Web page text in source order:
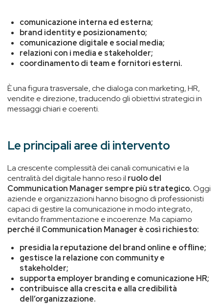
comunicazione interna ed esterna;
brand identity e posizionamento;
comunicazione digitale e social media;
relazioni con i media e stakeholder;
coordinamento di team e fornitori esterni.
È una figura trasversale, che dialoga con marketing, HR,
vendite e direzione, traducendo gli obiettivi strategici in
messaggi chiari e coerenti.
Le principali aree di intervento
La crescente complessità dei canali comunicativi e la
centralità del digitale hanno reso il ruolo del
Communication Manager sempre più strategico.Oggi
aziende e organizzazioni hanno bisogno di professionisti
capaci di gestire la comunicazione in modo integrato,
evitando frammentazione e incoerenze. Ma capiamo
perché il Communication Manager è così richiesto:
presidia la reputazione del brand online e offline;
gestisce la relazione con community e
stakeholder;
supporta employer branding e comunicazione HR;
contribuisce alla crescita e alla credibilità
dell’organizzazione.